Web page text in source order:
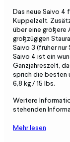
Das neue Saivo 4
Kuppelzelt.
über eine größere
großzügigen
Saivo 3 (früher
Saivo 4 ist ein
Ganzjahreszelt,
sprich die besten
6,8 kg / 15 lbs.
Weitere
stehenden
Mehr lesen